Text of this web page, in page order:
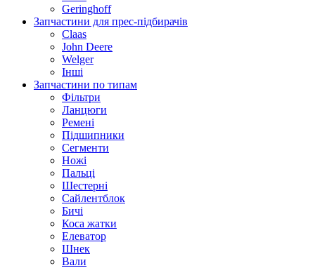
Geringhoff
Запчастини для прес-підбирачів
Claas
John Deere
Welger
Інші
Запчастини по типам
Фільтри
Ланцюги
Ремені
Підшипники
Сегменти
Ножі
Пальці
Шестерні
Сайлентблок
Бичі
Коса жатки
Елеватор
Шнек
Вали